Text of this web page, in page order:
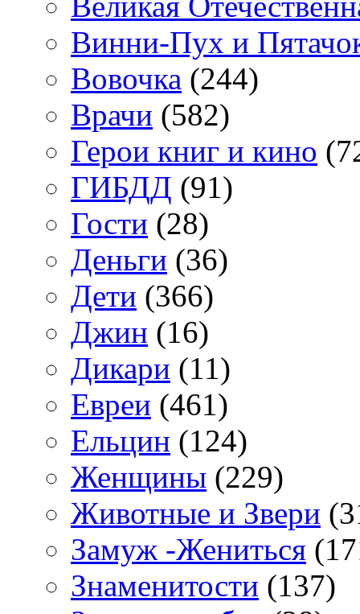
Винни-Пух и
Вовочка (244)
Врачи (582)
Герои книг и кино
ГИБДД (91)
Гости (28)
Деньги (36)
Дети (366)
Джин (16)
Дикари (11)
Евреи (461)
Ельцин (124)
Женщины (229)
Животные и Звери
Замуж -Жениться
Знаменитости (137)